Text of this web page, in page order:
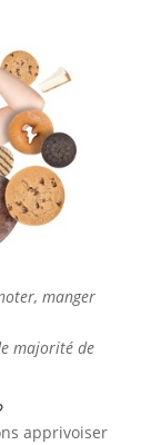
manger
majorité de
apprivoiser